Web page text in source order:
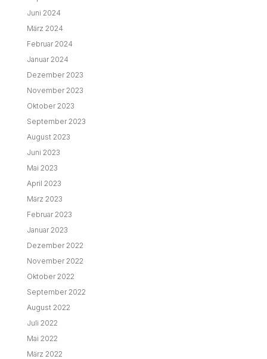
Juni 2024
März 2024
Februar 2024
Januar 2024
Dezember 2023
November 2023
Oktober 2023
September 2023
August 2023
Juni 2023
Mai 2023
April 2023
März 2023
Februar 2023
Januar 2023
Dezember 2022
November 2022
Oktober 2022
September 2022
August 2022
Juli 2022
Mai 2022
März 2022